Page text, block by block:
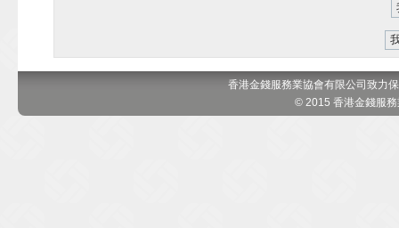
香港金錢服務業協會有限公司致力
© 2015 香港金錢服